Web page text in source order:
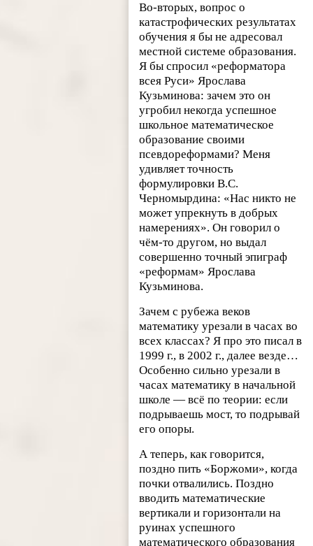
Во-вторых, вопрос о
катастрофических результатах
обучения я бы не адресовал
местной системе образования.
Я бы спросил «реформатора
всея Руси» Ярослава
Кузьминова: зачем это он
угробил некогда успешное
школьное математическое
образование своими
псевдореформами? Меня
удивляет точность
формулировки В.С.
Черномырдина: «Нас никто не
может упрекнуть в добрых
намерениях». Он говорил о
чём-то другом, но выдал
совершенно точный эпиграф
«реформам» Ярослава
Кузьминова.
Зачем с рубежа веков
математику урезали в часах во
всех классах? Я про это писал в
1999 г., в 2002 г., далее везде…
Особенно сильно урезали в
часах математику в начальной
школе — всё по теории: если
подрываешь мост, то подрывай
его опоры.
А теперь, как говорится,
поздно пить «Боржоми», когда
почки отвалились. Поздно
вводить математические
вертикали и горизонтали на
руинах успешного
математического образования